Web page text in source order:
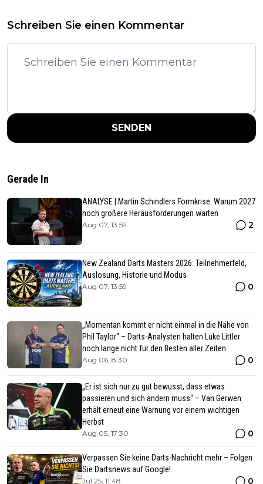
Schreiben Sie einen Kommentar
SENDEN
Gerade In
ANALYSE | Martin Schindlers Formkrise: Warum 2027
noch größere Herausforderungen warten
Aug 07, 13:59 2
New Zealand Darts Masters 2026: Teilnehmerfeld,
Auslosung, Historie und Modus
Aug 07, 13:59 0
„Momentan kommt er nicht einmal in die Nähe von
Phil Taylor“ – Darts-Analysten halten Luke Littler
noch lange nicht für den Besten aller Zeiten
Aug 06, 8:30 0
„Er ist sich nur zu gut bewusst, dass etwas
passieren und sich ändern muss“ – Van Gerwen
erhält erneut eine Warnung vor einem wichtigen
Herbst
Aug 05, 17:30 0
Verpassen Sie keine Darts-Nachricht mehr – Folgen
Sie Dartsnews auf Google!
Jul 25, 11:48 0